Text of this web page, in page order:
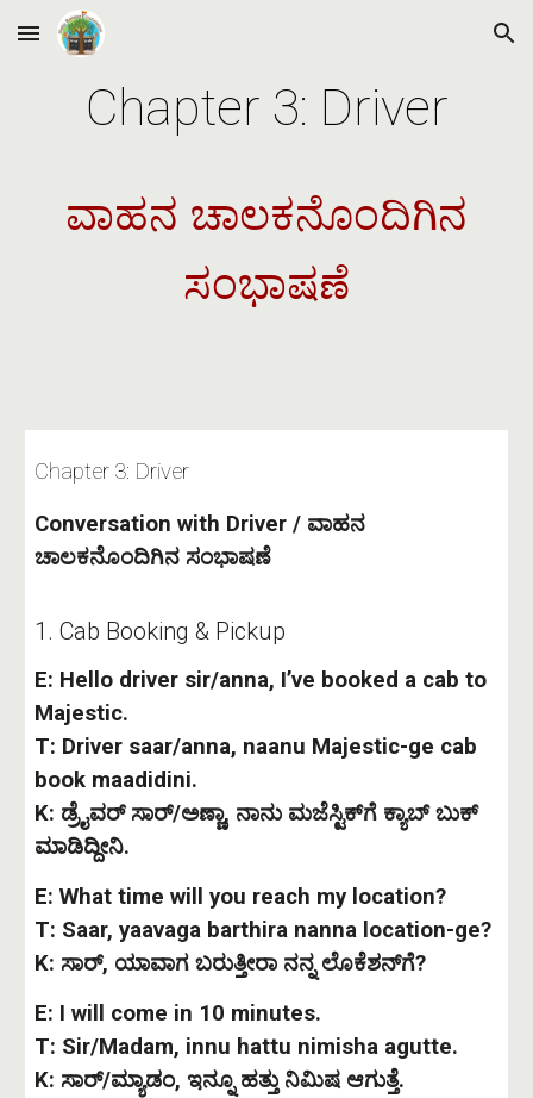
Skip to main content Skip to navigation
Chapter 3: Driver
ವಾಹನ ಚಾಲಕನೊಂದಿಗಿನ
ಸಂಭಾಷಣೆ
Chapter 3: Driver
Conversation with Driver / ವಾಹನ
ಚಾಲಕನೊಂದಿಗಿನ ಸಂಭಾಷಣೆ
1. Cab Booking & Pickup
E: Hello driver sir/anna, I’ve booked a cab to
Majestic.
T: Driver saar/anna, naanu Majestic-ge cab
book maadidini.
K: ಡ್ರೈವರ್ ಸಾರ್/ಅಣ್ಣಾ, ನಾನು ಮಜೆಸ್ಟಿಕ್‌ಗೆ ಕ್ಯಾಬ್ ಬುಕ್
ಮಾಡಿದ್ದೀನಿ.
E: What time will you reach my location?
T: Saar, yaavaga barthira nanna location-ge?
K: ಸಾರ್, ಯಾವಾಗ ಬರುತ್ತೀರಾ ನನ್ನ ಲೊಕೆಶನ್‌ಗೆ?
E: I will come in 10 minutes.
T: Sir/Madam, innu hattu nimisha agutte.
K: ಸಾರ್/ಮ್ಯಾಡಂ, ಇನ್ನೂ ಹತ್ತು ನಿಮಿಷ ಆಗುತ್ತೆ.